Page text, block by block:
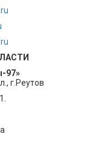
97»
г.Реутов